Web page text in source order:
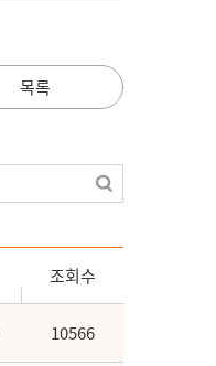
목록
조회수
10566